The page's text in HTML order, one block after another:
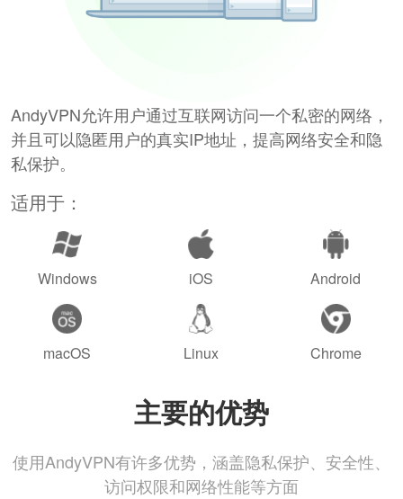
AndyVPN允许用户通过互联网访问一个私密的网络，
并且可以隐匿用户的真实IP地址，提高网络安全和隐
私保护。
适用于：
Windows iOS Android
macOS Linux Chrome
主要的优势
使用AndyVPN有许多优势，涵盖隐私保护、安全性、
访问权限和网络性能等方面